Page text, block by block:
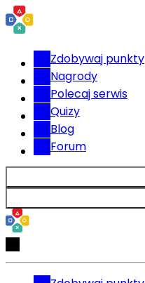
Zdobywaj punkty
Nagrody
Polecaj serwis
Quizy
Blog
Forum